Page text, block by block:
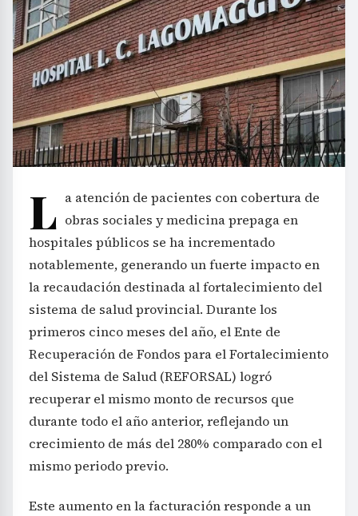
L a atención de pacientes con cobertura de
obras sociales y medicina prepaga en
hospitales públicos se ha incrementado
notablemente, generando un fuerte impacto en
la recaudación destinada al fortalecimiento del
sistema de salud provincial. Durante los
primeros cinco meses del año, el Ente de
Recuperación de Fondos para el Fortalecimiento
del Sistema de Salud (REFORSAL) logró
recuperar el mismo monto de recursos que
durante todo el año anterior, reflejando un
crecimiento de más del 280% comparado con el
mismo periodo previo.
Este aumento en la facturación responde a un